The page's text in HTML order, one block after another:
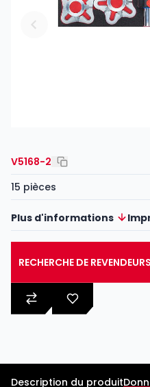
V5168-2
15 pièces
Plus d'informations
RECHERCHE DE REVENDEURS
Description du produit